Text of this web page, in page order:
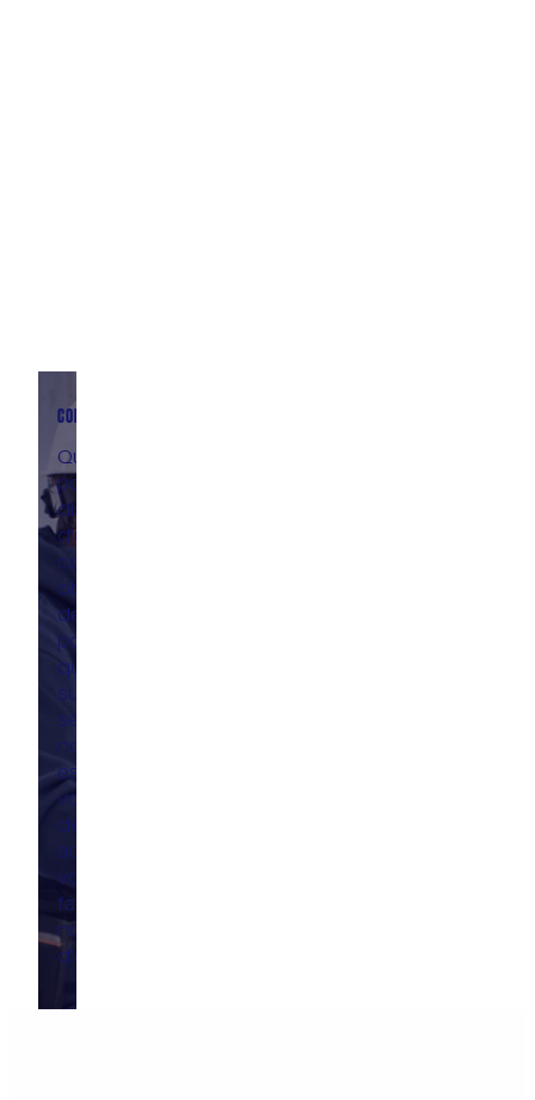
CONTACTEZ-NOUS
Que ce soit
pour
discuter
d’une
collaboration,
obtenir un
devis ou
poser des
questions
sur nos
services,
notre équipe
est là pour
vous. Pour
des solutions
adaptées à
vos besoins,
faites appel à
notre équipe
d’experts.